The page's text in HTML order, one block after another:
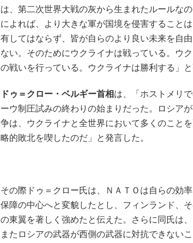
は、第二次世界大戦の灰から生まれたルールな
によれば、より大きな軍が国境を侵害すること
有してはならず、皆が自らのより良い未来を自
ない。そのためにウクライナは戦っている。ウ
の戦いを行っている。ウクライナは勝利する」と
ドゥ＝クロー・ベルギー首相 は、「ホストメリ
ーウ制圧試みの終わりの始まりだった。ロシア
争は、ウクライナと全世界において多くのこと
略的敗北を喫したのだ」と発言した。
その際ドゥ＝クロー氏は、ＮＡＴＯは自らの効
保障の中心へと変貌したとし、フィンランド、
の東翼を著しく強めたと伝えた。さらに同氏は
またロシアの武器が西側の武器に対抗できない